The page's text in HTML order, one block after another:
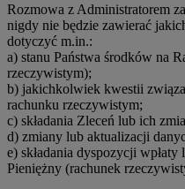
Rozmowa z Administratorem
nigdy nie będzie zawierać
dotyczyć m.in.:
a) stanu Państwa środków na
rzeczywistym);
b) jakichkolwiek kwestii
rachunku rzeczywistym;
c) składania Zleceń lub ich
d) zmiany lub aktualizacji
e) składania dyspozycji
Pieniężny (rachunek